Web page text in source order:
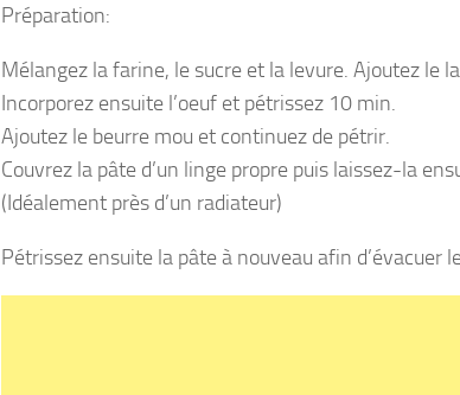
Préparation:
Mélangez la farine, le sucre et la levure. Ajoutez le
Incorporez ensuite l’oeuf et pétrissez 10 min.
Ajoutez le beurre mou et continuez de pétrir.
Couvrez la pâte d’un linge propre puis laissez-la
(Idéalement près d’un radiateur)
Pétrissez ensuite la pâte à nouveau afin d’évacuer